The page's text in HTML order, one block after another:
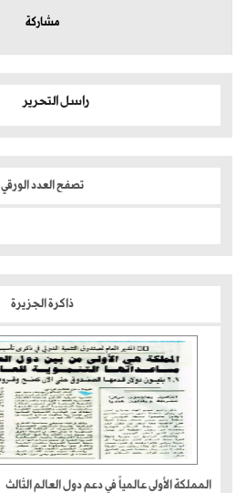
مشاركة
راسل التحرير
تصفح العدد الورقي
ذاكرة الجزيرة
المملكة الأولى عالمياً في دعم دول العالم الثالث